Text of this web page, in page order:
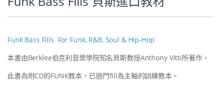
Funk Bass Fills For Funk, R&B, Soul & Hip-Hop
本書由Berklee伯克利音樂學院知名貝斯教授Anthony Vitti所著作，
此書為附CD的FUNK教本，已過門fill為主軸的訓練教本。